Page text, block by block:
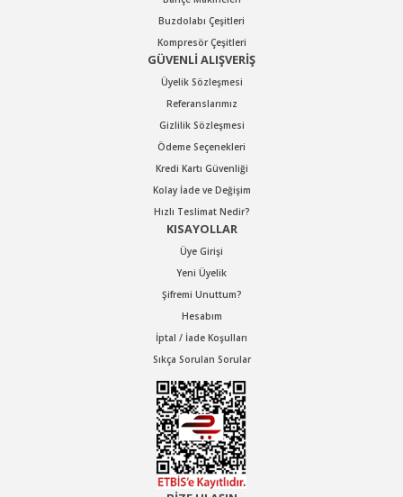
58.320,00 TL Kdv Dahil
40.824,00 TL Kdv Dahil
%30
OSAKA
OPT-P 560L 1'' Somun Sökme
Stok Kodu : OPTP560L
99.960,48 TL Kdv Dahil
%10
indirim
Buzdolabı Çeşitleri
Kompresör Çeşitleri
GÜVENLİ ALIŞVERİŞ
Üyelik Sözleşmesi
Referanslarımız
Gizlilik Sözleşmesi
Ödeme Seçenekleri
Kredi Kartı Güvenliği
Kolay İade ve Değişim
Hızlı Teslimat Nedir?
KISAYOLLAR
Üye Girişi
Yeni Üyelik
Şifremi Unuttum?
Hesabım
İptal / İade Koşulları
Sıkça Sorulan Sorular